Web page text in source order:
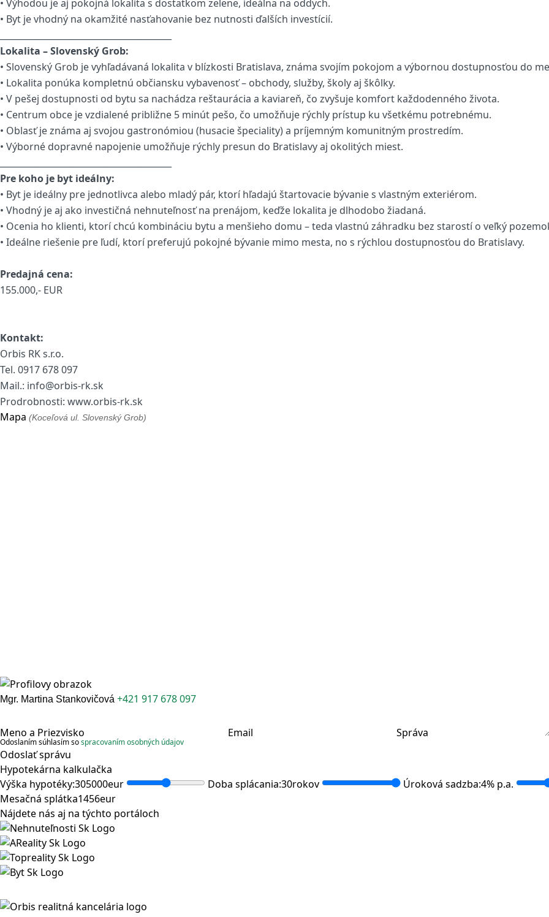
• Výhodou je aj pokojná lokalita s dostatkom zelene, ideálna na oddych.
• Byt je vhodný na okamžité nasťahovanie bez nutnosti ďalších investícií.
Lokalita – Slovenský Grob:
• Slovenský Grob je vyhľadávaná lokalita v blízkosti Bratislava, známa svojím pokojom a výbornou dostupnosťou do
• Lokalita ponúka kompletnú občiansku vybavenosť – obchody, služby, školy aj škôlky.
• V pešej dostupnosti od bytu sa nachádza reštaurácia a kaviareň, čo zvyšuje komfort každodenného života.
• Centrum obce je vzdialené približne 5 minút pešo, čo umožňuje rýchly prístup ku všetkému potrebnému.
• Oblasť je známa aj svojou gastronómiou (husacie špeciality) a príjemným komunitným prostredím.
• Výborné dopravné napojenie umožňuje rýchly presun do Bratislavy aj okolitých miest.
Pre koho je byt ideálny:
• Byt je ideálny pre jednotlivca alebo mladý pár, ktorí hľadajú štartovacie bývanie s vlastným exteriérom.
• Vhodný je aj ako investičná nehnuteľnosť na prenájom, keďže lokalita je dlhodobo žiadaná.
• Ocenia ho klienti, ktorí chcú kombináciu bytu a menšieho domu – teda vlastnú záhradku bez starostí o veľký
• Ideálne riešenie pre ľudí, ktorí preferujú pokojné bývanie mimo mesta, no s rýchlou dostupnosťou do Bratislavy.
Predajná cena:
155.000,- EUR
Kontakt:
Orbis RK s.r.o.
Tel. 0917 678 097
Mail.: info@orbis-rk.sk
Prodrobnosti: www.orbis-rk.sk
Mapa (Koceľová ul. Slovenský Grob)
Mgr. Martina Stankovičová +421 917 678 097
Meno a Priezvisko Email Správa
Odoslaním súhlasím sospracovaním osobných údajov
Odoslať správu
Hypotekárna kalkulačka
Výška hypotéky:305000eur Doba splácania:30rokov Úroková sadzba:4% p.a.
Mesačná splátka1456eur
Nájdete nás aj na týchto portáloch